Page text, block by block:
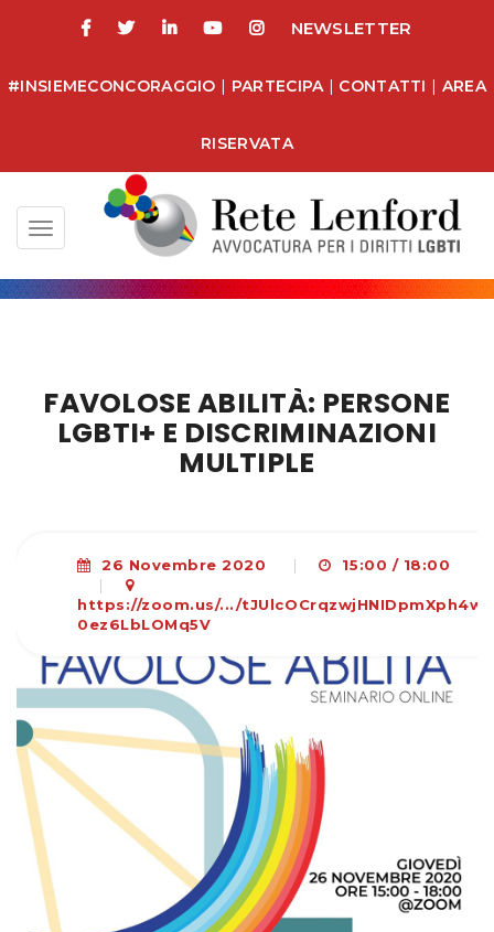
NEWSLETTER
#INSIEMECONCORAGGIO | PARTECIPA | CONTATTI | AREA
RISERVATA
Toggle
navigation
FAVOLOSE ABILITÀ: PERSONE
LGBTI+ E DISCRIMINAZIONI
MULTIPLE
26 Novembre 2020 |
15:00 / 18:00
|
https://zoom.us/.../tJUlcOCrqzwjHNIDpmXph4w-
0ez6LbLOMq5V